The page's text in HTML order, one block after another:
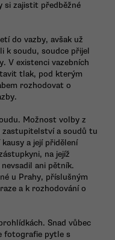
si zajistit předběžné
do vazby, avšak už
k soudu, soudce přijel
V existenci vazebních
tlak, pod kterým
rozhodovat o
Možnost volby z
a soudů tu
a její přidělení
na jejíž
ani pětník.
u Prahy, příslušným
a k rozhodování o
Snad vůbec
fotografie pytle s